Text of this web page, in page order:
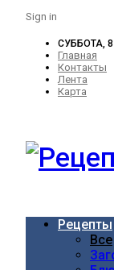
Sign in
СУББОТА, 8
Главная
Контакты
Лента
Карта
Рецепты
Все